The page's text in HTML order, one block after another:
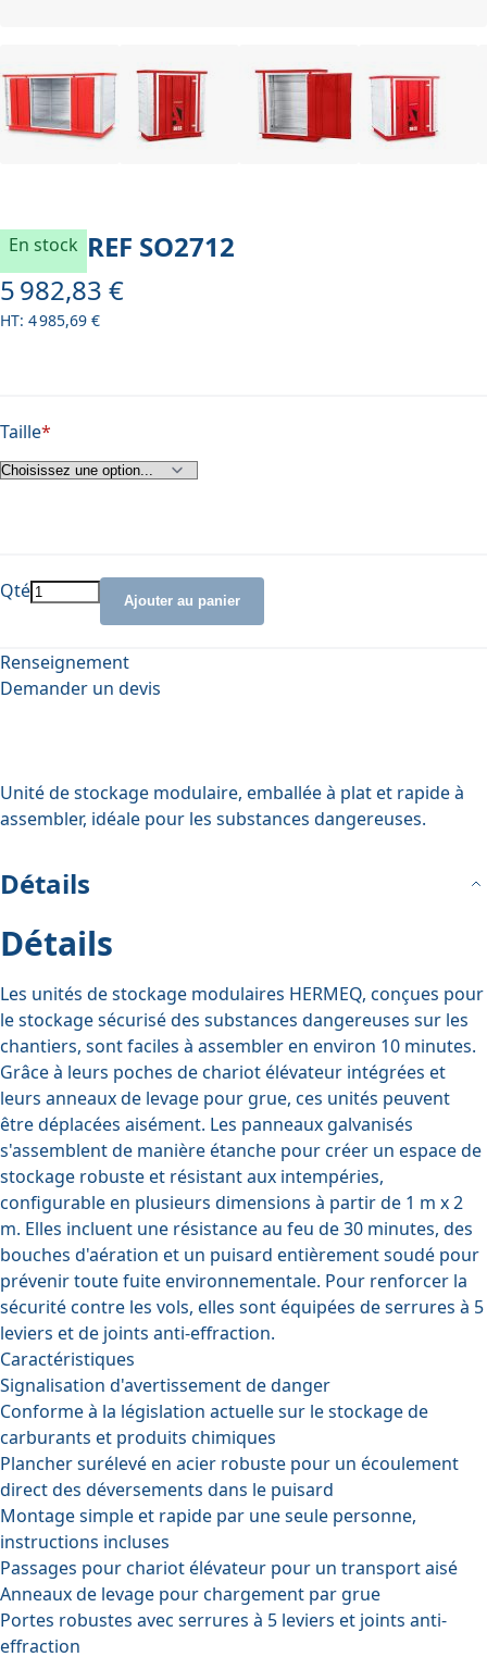
En stock REF SO2712
À partir de
5 982,83 €
4 985,69 €
Taille
Qté Ajouter au panier
Renseignement
Demander un devis
Unité de stockage modulaire, emballée à plat et rapide à
assembler, idéale pour les substances dangereuses.
Détails
Détails
Les unités de stockage modulaires HERMEQ, conçues pour
le stockage sécurisé des substances dangereuses sur les
chantiers, sont faciles à assembler en environ 10 minutes.
Grâce à leurs poches de chariot élévateur intégrées et
leurs anneaux de levage pour grue, ces unités peuvent
être déplacées aisément. Les panneaux galvanisés
s'assemblent de manière étanche pour créer un espace de
stockage robuste et résistant aux intempéries,
configurable en plusieurs dimensions à partir de 1 m x 2
m. Elles incluent une résistance au feu de 30 minutes, des
bouches d'aération et un puisard entièrement soudé pour
prévenir toute fuite environnementale. Pour renforcer la
sécurité contre les vols, elles sont équipées de serrures à 5
leviers et de joints anti-effraction.
Caractéristiques
Signalisation d'avertissement de danger
Conforme à la législation actuelle sur le stockage de
carburants et produits chimiques
Plancher surélevé en acier robuste pour un écoulement
direct des déversements dans le puisard
Montage simple et rapide par une seule personne,
instructions incluses
Passages pour chariot élévateur pour un transport aisé
Anneaux de levage pour chargement par grue
Portes robustes avec serrures à 5 leviers et joints anti-
effraction